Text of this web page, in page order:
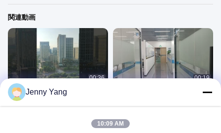
関連動画
00:36
アドコール事務所
アドコール事務所
00:19
Jenny Yang
10:09 AM